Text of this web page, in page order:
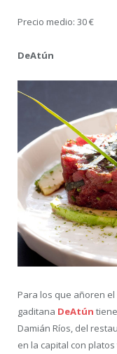
Precio medio: 30 €
DeAtún
Para los que añoren
gaditana DeAtún
Damián Ríos, del
en la capital con